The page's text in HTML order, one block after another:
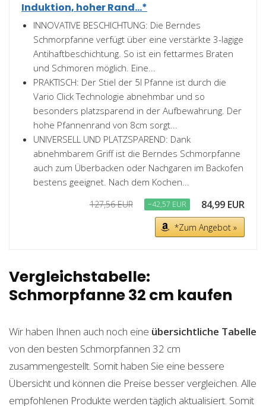
Induktion, hoher Rand...*
INNOVATIVE BESCHICHTUNG: Die Berndes
Schmorpfanne verfügt über eine verstärkte 3-lagige
Antihaftbeschichtung. So ist ein fettarmes Braten
und Schmoren möglich. Eine...
PRAKTISCH: Der Stiel der 5l Pfanne ist durch die
Vario Click Technologie abnehmbar und so
besonders platzsparend in der Aufbewahrung. Der
hohe Pfannenrand von 8cm sorgt...
UNIVERSELL UND PLATZSPAREND: Dank
abnehmbarem Griff ist die Berndes Schmorpfanne
auch zum Überbacken oder Nachgaren im Backofen
bestens geeignet. Nach dem Kochen...
127,56 EUR −42,57 EUR 84,99 EUR
*Zum Angebot »
Vergleichstabelle:
Schmorpfanne 32 cm kaufen
Wir haben Ihnen auch noch eine übersichtliche Tabelle
von den besten Schmorpfannen 32 cm
zusammengestellt. Somit haben Sie eine bessere
Übersicht und können die Preise besser vergleichen. Alle
empfohlenen Produkte werden täglich aktualisiert. Somit